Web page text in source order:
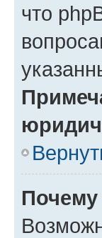
что
Почему